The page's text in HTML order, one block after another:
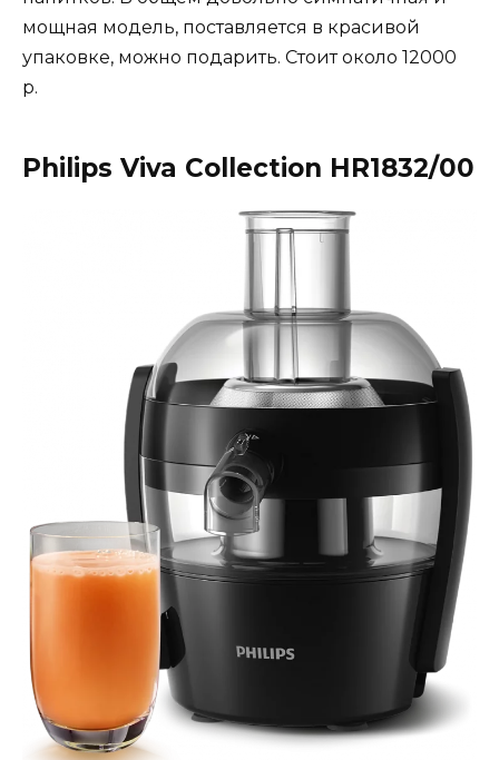
мощная модель, поставляется в красивой
упаковке, можно подарить. Стоит около 12000
р.
Philips Viva Collection HR1832/00